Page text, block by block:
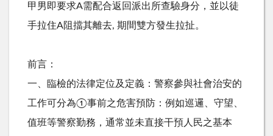
甲男即要求A需配合返回派出所查驗身分，並以徒
手拉住A阻擋其離去, 期間雙方發生拉扯。
前言：
一、臨檢的法律定位及定義：警察參與社會治安的
工作可分為①事前之危害預防：例如巡邏、守望、
值班等警察勤務，通常並未直接干預人民之基本